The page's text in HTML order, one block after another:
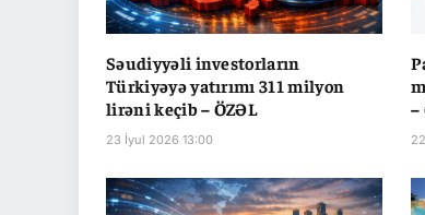
Səudiyyəli investorların
Türkiyəyə yatırımı 311 milyon
lirəni keçib – ÖZƏL
23 İyul 2026 13:00
–